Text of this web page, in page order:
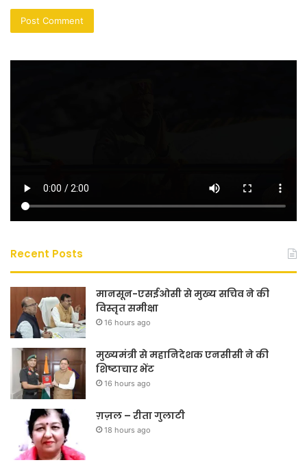
Recent Posts
मानसून-एसईओसी से मुख्य सचिव ने की
विस्तृत समीक्षा
16 hours ago
मुख्यमंत्री से महानिदेशक एनसीसी ने की
शिष्टाचार भेंट
16 hours ago
ग़ज़ल – रीता गुलाटी
18 hours ago